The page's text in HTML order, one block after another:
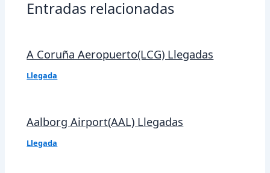
Entradas relacionadas
A Coruña Aeropuerto(LCG) Llegadas
Llegada
Aalborg Airport(AAL) Llegadas
Llegada